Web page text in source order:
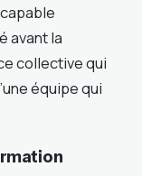
avant la
collective qui
équipe qui